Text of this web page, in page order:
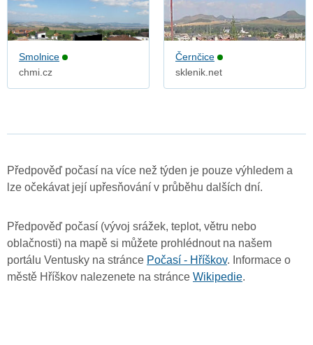
Smolnice
chmi.cz
Černčice
sklenik.net
Předpověď počasí na více než týden je pouze výhledem a
lze očekávat její upřesňování v průběhu dalších dní.
Předpověď počasí (vývoj srážek, teplot, větru nebo
oblačnosti) na mapě si můžete prohlédnout na našem
portálu Ventusky na stránce Počasí - Hříškov. Informace o
městě Hříškov nalezenete na stránce Wikipedie.